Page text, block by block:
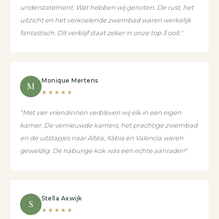
understatement. Wat hebben wij genoten. De rust, het
uitzicht en het verkoelende zwembad waren werkelijk
fantastisch. Dit verblijf staat zeker in onze top 3 ooit."
M
Monique Mertens
★★★★★
"Met vier vriendinnen verbleven wij elk in een eigen
kamer. De vernieuwde kamers, het prachtige zwembad
en de uitstapjes naar Altea, Xàbia en Valencia waren
geweldig. De naburige kok was een echte aanrader!"
S
Stella Axwijk
★★★★★